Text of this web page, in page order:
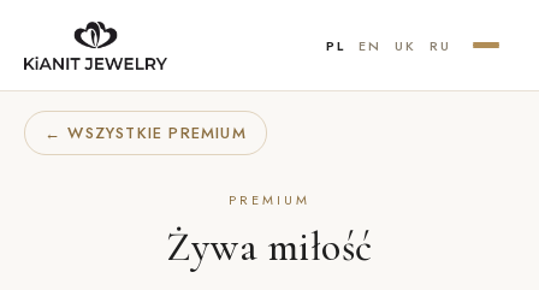
PL EN UK RU
← WSZYSTKIE PREMIUM
PREMIUM
Żywa miłość